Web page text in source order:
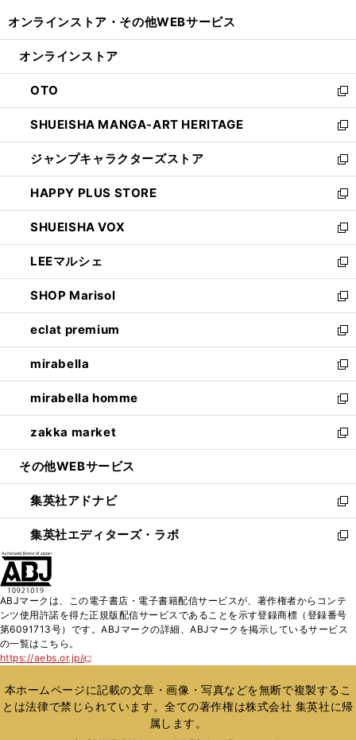
開
ン
ウ
で
開
く
ウ
ン
ド
ウ
で
開
く
オンラインストア・ その他WEBサービス
オンラインストア
OTO
新
し
い
ウ
ィ
ン
ド
ウ
で
開
く
SHUEISHA MANGA-ART HERITAGE
新
し
い
ウ
ィ
ン
ド
ウ
で
開
く
ジャンプキャラクターズストア
新
し
い
ウ
ィ
ン
ド
ウ
で
開
く
HAPPY PLUS STORE
新
し
い
ウ
ィ
ン
ド
ウ
で
開
く
SHUEISHA VOX
新
し
い
ウ
ィ
ン
ド
ウ
で
開
く
LEEマルシェ
新
し
い
ウ
ィ
ン
ド
ウ
で
開
く
SHOP Marisol
新
し
い
ウ
ィ
ン
ド
ウ
で
開
eclat premium
新
し
い
ウ
ィ
ン
ド
ウ
開
く
mirabella
新
し
い
ウ
ィ
ン
ウ
で
開
く
mirabella homme
新
し
い
ウ
ン
ド
ウ
で
zakka market
新
し
ウ
ィ
ン
ド
く
その他WEBサービス
集英社アドナビ
新
し
い
ド
ウ
で
集英社エディターズ・ラボ
新
ィ
ン
開
く
ABJマークは、この電子書店・電子書籍配信サービスが、著作権者からコンテ
ンツ使用許諾を得た正規版配信サービスであることを示す登録商標（登録番号
第6091713号）です。ABJマークの詳細、ABJマークを掲示しているサービス
の一覧はこちら。
https://aebs.or.jp/
新
い
ウ
ィ
本ホームページに記載の文章・画像・写真などを無断で複製するこ
とは法律で禁じられています。全ての著作権は株式会社 集英社に帰
属します。